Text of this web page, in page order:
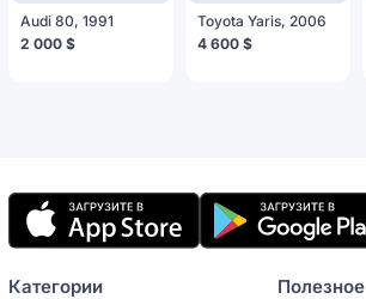
Audi 80, 1991
2 000 $
Toyota Yaris, 2006
4 600 $
Мобильное
приложение
Категории Полезное